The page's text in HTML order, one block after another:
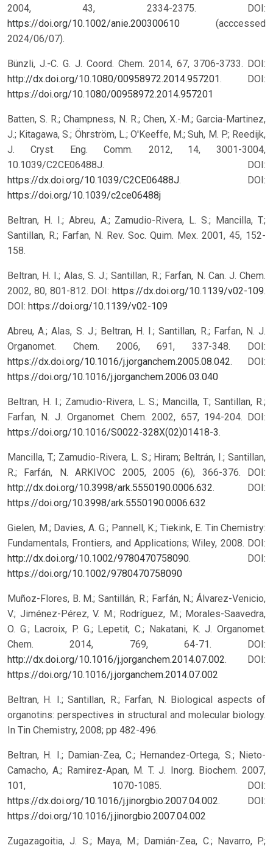
2004, 43, 2334-2375. DOI:
https://doi.org/10.1002/anie.200300610 (acccessed
2024/06/07).
Bünzli, J.-C. G. J. Coord. Chem. 2014, 67, 3706-3733. DOI:
http://dx.doi.org/10.1080/00958972.2014.957201. DOI:
https://doi.org/10.1080/00958972.2014.957201
Batten, S. R.; Champness, N. R.; Chen, X.-M.; Garcia-Martinez,
J.; Kitagawa, S.; Öhrström, L.; O'Keeffe, M.; Suh, M. P.; Reedijk,
J. Cryst. Eng. Comm. 2012, 14, 3001-3004,
10.1039/C2CE06488J. DOI:
https://dx.doi.org/10.1039/C2CE06488J. DOI:
https://doi.org/10.1039/c2ce06488j
Beltran, H. I.; Abreu, A.; Zamudio-Rivera, L. S.; Mancilla, T.;
Santillan, R.; Farfan, N. Rev. Soc. Quim. Mex. 2001, 45, 152-
158.
Beltran, H. I.; Alas, S. J.; Santillan, R.; Farfan, N. Can. J. Chem.
2002, 80, 801-812. DOI: https://dx.doi.org/10.1139/v02-109.
DOI: https://doi.org/10.1139/v02-109
Abreu, A.; Alas, S. J.; Beltran, H. I.; Santillan, R.; Farfan, N. J.
Organomet. Chem. 2006, 691, 337-348. DOI:
https://dx.doi.org/10.1016/j.jorganchem.2005.08.042. DOI:
https://doi.org/10.1016/j.jorganchem.2006.03.040
Beltran, H. I.; Zamudio-Rivera, L. S.; Mancilla, T.; Santillan, R.;
Farfan, N. J. Organomet. Chem. 2002, 657, 194-204. DOI:
https://doi.org/10.1016/S0022-328X(02)01418-3.
Mancilla, T.; Zamudio-Rivera, L. S.; Hiram; Beltrán, I.; Santillan,
R.; Farfán, N. ARKIVOC 2005, 2005 (6), 366-376. DOI:
http://dx.doi.org/10.3998/ark.5550190.0006.632. DOI:
https://doi.org/10.3998/ark.5550190.0006.632
Gielen, M.; Davies, A. G.; Pannell, K.; Tiekink, E. Tin Chemistry:
Fundamentals, Frontiers, and Applications; Wiley, 2008. DOI:
http://dx.doi.org/10.1002/9780470758090. DOI:
https://doi.org/10.1002/9780470758090
Muñoz-Flores, B. M.; Santillán, R.; Farfán, N.; Álvarez-Venicio,
V.; Jiménez-Pérez, V. M.; Rodríguez, M.; Morales-Saavedra,
O. G.; Lacroix, P. G.; Lepetit, C.; Nakatani, K. J. Organomet.
Chem. 2014, 769, 64-71. DOI:
http://dx.doi.org/10.1016/j.jorganchem.2014.07.002. DOI:
https://doi.org/10.1016/j.jorganchem.2014.07.002
Beltran, H. I.; Santillan, R.; Farfan, N. Biological aspects of
organotins: perspectives in structural and molecular biology.
In Tin Chemistry, 2008; pp 482-496.
Beltran, H. I.; Damian-Zea, C.; Hernandez-Ortega, S.; Nieto-
Camacho, A.; Ramirez-Apan, M. T. J. Inorg. Biochem. 2007,
101, 1070-1085. DOI:
https://dx.doi.org/10.1016/j.jinorgbio.2007.04.002. DOI:
https://doi.org/10.1016/j.jinorgbio.2007.04.002
Zugazagoitia, J. S.; Maya, M.; Damián-Zea, C.; Navarro, P.;